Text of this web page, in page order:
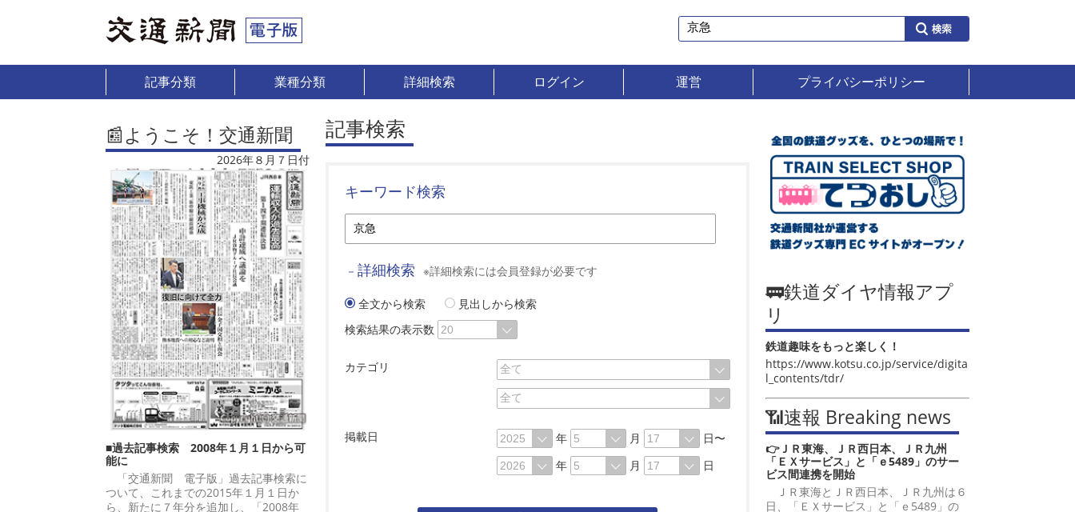
記事分類 業種分類 詳細検索 ログイン 運営 プライバシーポリシー
📰ようこそ！交通新聞
2026年８月７日付
■過去記事検索 2008年１月１日から可
能に
「交通新聞 電子版」過去記事検索に
ついて、これまでの2015年１月１日か
ら、新たに７年分を追加し、「2008年
記事検索
キーワード検索
－ 詳細検索 ※詳細検索には会員登録が必要です
全文から検索
見出しから検索
検索結果の表示数
カテゴリ
掲載日 年 月
日〜
年
月 日
🚃鉄道ダイヤ情報アプ
リ
鉄道趣味をもっと楽しく！
https://www.kotsu.co.jp/service/digita
l_contents/tdr/
📶速報 Breaking news
👉ＪＲ東海、ＪＲ西日本、ＪＲ九州
「ＥＸサービス」と「ｅ5489」のサー
ビス間連携を開始
ＪＲ東海とＪＲ西日本、ＪＲ九州は６
日、「ＥＸサービス」と「ｅ5489」の